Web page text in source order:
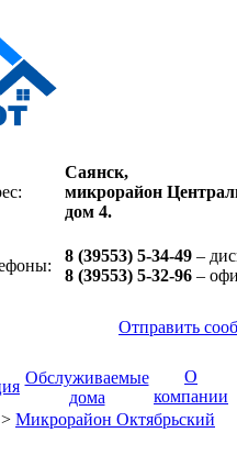
Саянск,
микрорайон
дом 4.
8 (39553) 5-34-49 –
8 (39553) 5-32-96 –
Отправить
Обслуживаемые
дома
О
компании
> Микрорайон Октябрьский